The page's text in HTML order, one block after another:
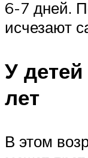
6-7 дней.
исчезают
У
лет
В этом